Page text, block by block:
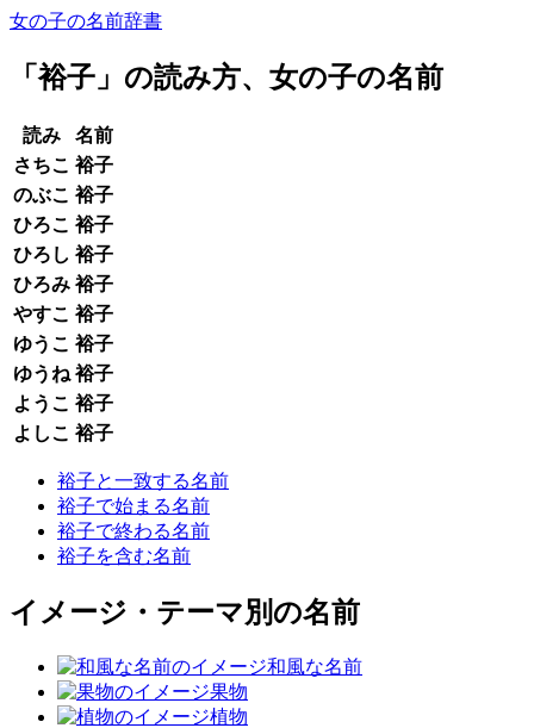
女の子の名前辞書
「裕子 」の読み方、女の子の名前
読み
名前
さちこ 裕子
のぶこ 裕子
ひろこ 裕子
ひろし 裕子
ひろみ 裕子
やすこ 裕子
ゆうこ 裕子
ゆうね 裕子
ようこ 裕子
よしこ 裕子
裕子と一致する名前
裕子で始まる名前
裕子で終わる名前
裕子を含む名前
イメージ・テーマ別の名前
和風な名前
果物
植物